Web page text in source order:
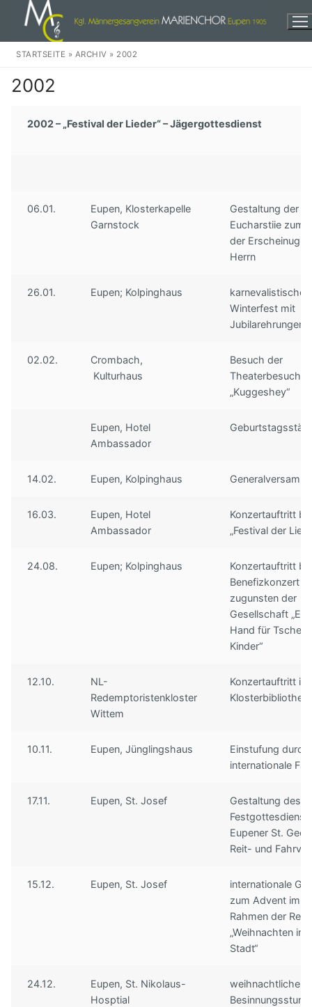
Inhalt
springen
Wir
Unsere Musikkomission
Archiv
Eine dankbare Aufgabe
Discographie
Links
STARTSEITE » ARCHIV » 2002
2002
2002 – „Festival der Lieder“ – Jägergottesdienst
06.01.
Eupen, Klosterkapelle
Garnstock
Gestaltung der
Eucharstiie zum
der Erscheinug
Herrn
26.01. Eupen; Kolpinghaus
karnevalistisches
Winterfest mit
Jubilarehrungen
02.02.
Crombach,
Kulturhaus
Besuch der
Theaterbesuch
„Kuggeshey“
Eupen, Hotel
Ambassador
14.02. Eupen, Kolpinghaus
16.03.
Eupen, Hotel
Ambassador
Konzertauftritt
„Festival der
24.08. Eupen; Kolpinghaus
Konzertauftritt
Benefizkonzert
zugunsten der
Gesellschaft
Hand für
Kinder“
12.10.
NL-
Redemptoristenkloster
Wittem
Konzertauftritt in
Klosterbibliothek
10.11. Eupen, Jünglingshaus
Einstufung durch
internationale
17.11. Eupen, St. Josef
Gestaltung des
Eupener St.
Reit- und
15.12. Eupen, St. Josef
internationale
zum Advent im
Rahmen der
„Weihnachten in
Stadt“
24.12.
Eupen, St. Nikolaus-
Hosptial
weihnachtliche